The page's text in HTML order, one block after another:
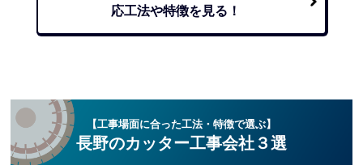
応工法や特徴を見る！
【工事場面に合った工法・特徴で選ぶ】
長野のカッター工事会社３選